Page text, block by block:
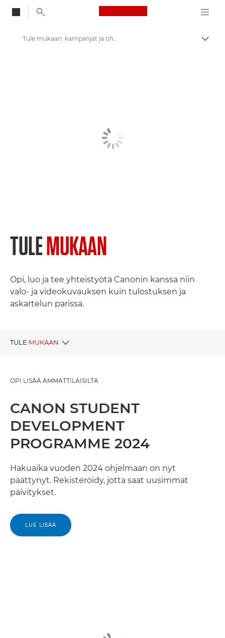
Canon Logo, back
Tule mukaan: kampanjat ja ohjelmat
TULEMUKAAN
Opi, luo ja tee yhteistyötä Canonin kanssa niin
valo- ja videokuvauksen kuin tulostuksen ja
askartelun parissa.
TULE MUKAAN
OPI LISÄÄ AMMATTILAISILTA
CANON STUDENT
DEVELOPMENT
PROGRAMME 2024
Hakuaika vuoden 2024 ohjelmaan on nyt
päättynyt. Rekisteröidy, jotta saat uusimmat
päivitykset.
LUE LISÄÄ